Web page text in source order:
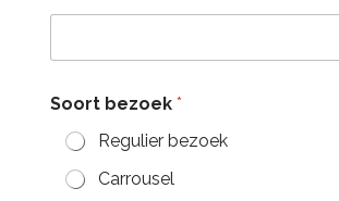
Soort bezoek *
Regulier bezoek
Carrousel